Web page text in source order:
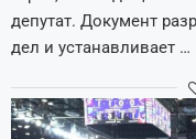
депутат. Документ
дел и устанавливает …